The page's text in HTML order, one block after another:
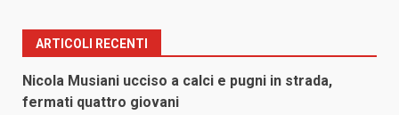
ARTICOLI RECENTI
Nicola Musiani ucciso a calci e pugni in strada,
fermati quattro giovani